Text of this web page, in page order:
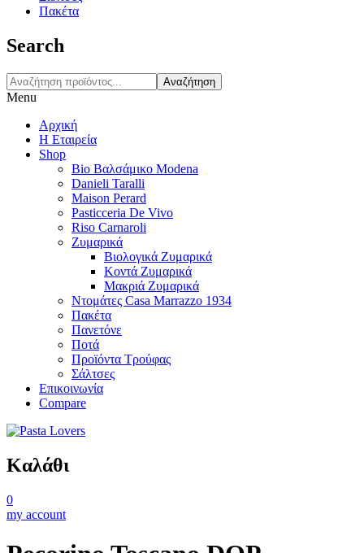
Πακέτα
Search
Αναζήτηση
Menu
Αρχική
Η Εταιρεία
Shop
Bio Βαλσάμικο Modena
Danieli Taralli
Maison Perard
Pasticceria De Vivo
Riso Carnaroli
Ζυμαρικά
Βιολογικά Ζυμαρικά
Κοντά Ζυμαρικά
Μακριά Ζυμαρικά
Ντομάτες Casa Marrazzo 1934
Πακέτα
Πανετόνε
Ποτά
Προϊόντα Τρούφας
Σάλτσες
Επικοινωνία
Compare
Καλάθι
0
my account